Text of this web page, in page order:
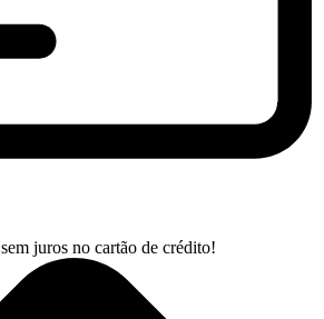
sem juros no cartão de crédito!